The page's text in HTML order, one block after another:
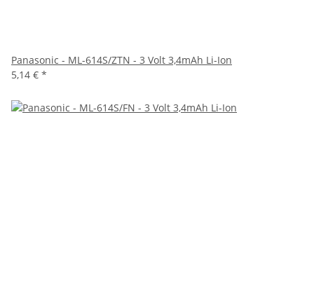
Panasonic - ML-614S/ZTN - 3 Volt 3,4mAh Li-Ion
5,14 € *